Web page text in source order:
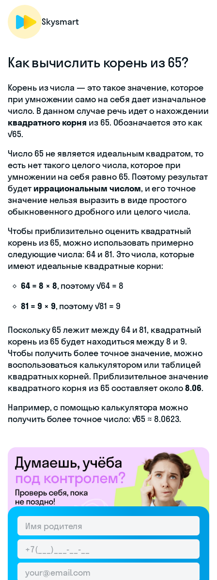
Skysmart
Как вычислить корень из 65?
Корень из числа — это такое значение, которое
при умножении само на себя дает изначальное
число. В данном случае речь идет о нахождении
квадратного корня из 65. Обозначается это как
√65.
Число 65 не является идеальным квадратом, то
есть нет такого целого числа, которое при
умножении на себя равно 65. Поэтому результат
будет иррациональным числом, и его точное
значение нельзя выразить в виде простого
обыкновенного дробного или целого числа.
Чтобы приблизительно оценить квадратный
корень из 65, можно использовать примерно
следующие числа: 64 и 81. Это числа, которые
имеют идеальные квадратные корни:
64 = 8 × 8, поэтому √64 = 8
81 = 9 × 9, поэтому √81 = 9
Поскольку 65 лежит между 64 и 81, квадратный
корень из 65 будет находиться между 8 и 9.
Чтобы получить более точное значение, можно
воспользоваться калькулятором или таблицей
квадратных корней. Приблизительное значение
квадратного корня из 65 составляет около8.06.
Например, с помощью калькулятора можно
получить более точное число: √65 ≈ 8.0623.